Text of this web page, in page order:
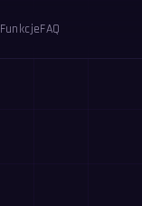
FunkcjeFAQ